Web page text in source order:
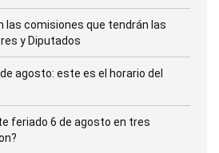
las comisiones que tendrán las
y Diputados
agosto: este es el horario del
feriado 6 de agosto en tres